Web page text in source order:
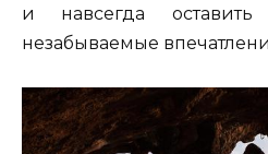
и навсегда
незабываемые